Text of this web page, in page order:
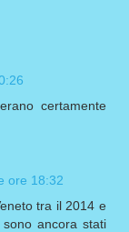
certamente
ore 18:32
tra il 2014 e
ancora stati